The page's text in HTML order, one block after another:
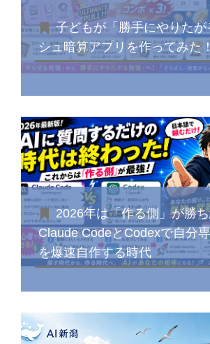
子どもが「勝手にやりたが
シュ暗算アプリを作ってみた
2026年は「作る側」が勝
Claude CodeとCodexで自分
を爆速自作する時代